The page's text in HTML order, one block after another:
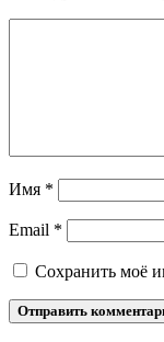
Имя *
Email *
Сохранить моё